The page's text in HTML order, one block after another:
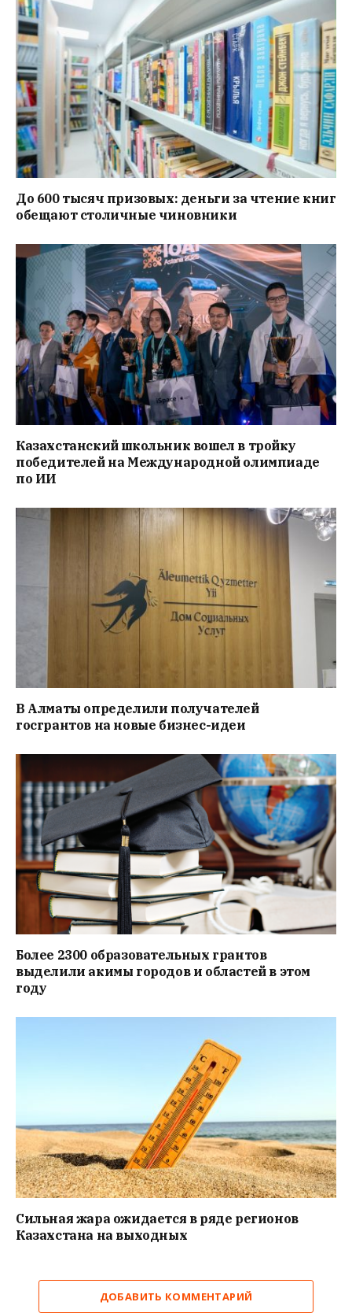
До 600 тысяч призовых: деньги за чтение книг
обещают столичные чиновники
Казахстанский школьник вошел в тройку
победителей на Международной олимпиаде
по ИИ
В Алматы определили получателей
госгрантов на новые бизнес-идеи
Более 2300 образовательных грантов
выделили акимы городов и областей в этом
году
Сильная жара ожидается в ряде регионов
Казахстана на выходных
ДОБАВИТЬ КОММЕНТАРИЙ